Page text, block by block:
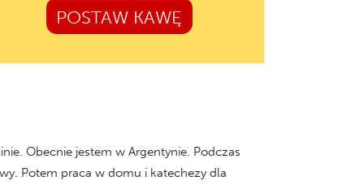
POSTAW KAWĘ
Obecnie jestem w Argentynie. Podczas
Potem praca w domu i katechezy dla